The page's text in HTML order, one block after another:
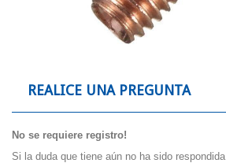
REALICE UNA PREGUNTA
No se requiere registro!
Si la duda que tiene aún no ha sido